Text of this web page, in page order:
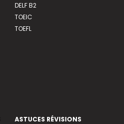
DELF B2
TOEIC
TOEFL
ASTUCES RÉVISIONS